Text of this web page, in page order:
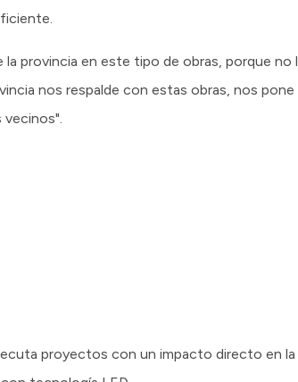
provincia en este tipo de obras, porque no
nos respalde con estas obras, nos
vecinos".
proyectos con un impacto directo en la